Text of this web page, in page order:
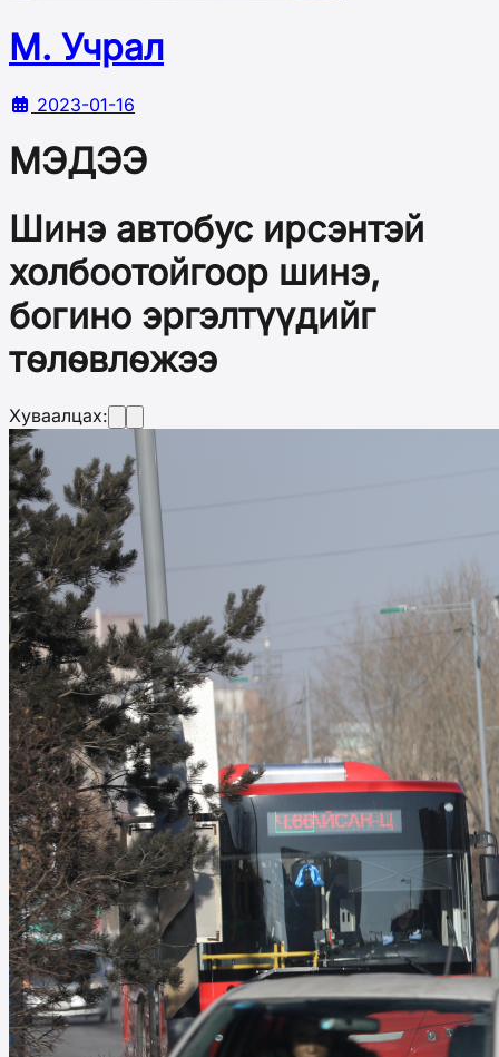
М. Учрал
2023-01-16
МЭДЭЭ
Шинэ автобус ирсэнтэй
холбоотойгоор шинэ,
богино эргэлтүүдийг
төлөвлөжээ
Хуваалцах: